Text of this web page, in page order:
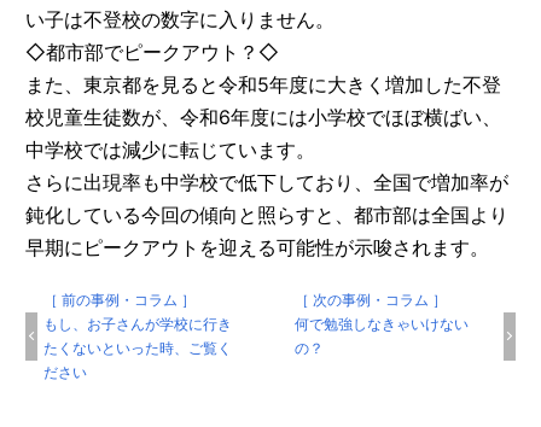
い子は不登校の数字に入りません。
◇都市部でピークアウト？◇
また、東京都を見ると令和5年度に大きく増加した不登
校児童生徒数が、令和6年度には小学校でほぼ横ばい、
中学校では減少に転じています。
さらに出現率も中学校で低下しており、全国で増加率が
鈍化している今回の傾向と照らすと、都市部は全国より
早期にピークアウトを迎える可能性が示唆されます。
［ 前の事例・コラム ］
もし、お子さんが学校に行き
たくないといった時、ご覧く
ださい
［ 次の事例・コラム ］
何で勉強しなきゃいけない
の？